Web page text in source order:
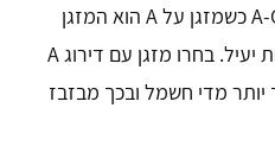
באמצעות מדד יעילות A-G כשמזגן על A הוא המזגן
היעיל ביותר ו-G הכי פחות יעיל. בחרו מזגן עם דירוג A
יותר מדי חשמל ובכך מבזבז